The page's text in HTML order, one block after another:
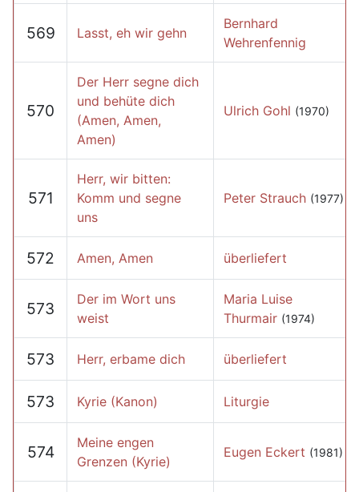
569 Lasst, eh wir gehn
Bernhard
Wehrenfennig
570
Der Herr segne dich
und behüte dich
(Amen, Amen,
Amen)
Ulrich Gohl (1970)
571
Herr, wir bitten:
Komm und segne
uns
Peter Strauch (1977)
572 Amen, Amen überliefert
573
Der im Wort uns
weist
Maria Luise
Thurmair (1974)
573 Herr, erbame dich überliefert
573 Kyrie (Kanon) Liturgie
574
Meine engen
Grenzen (Kyrie)
Eugen Eckert (1981)